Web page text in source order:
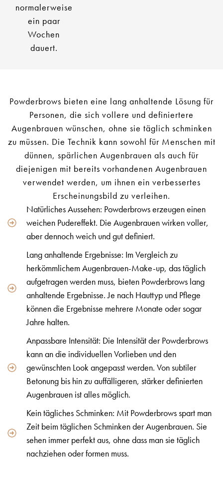
normalerweise
ein paar
Wochen
dauert.
Powderbrows bieten eine lang anhaltende Lösung für
Personen, die sich vollere und definiertere
Augenbrauen wünschen, ohne sie täglich schminken
zu müssen. Die Technik kann sowohl für Menschen mit
dünnen, spärlichen Augenbrauen als auch für
diejenigen mit bereits vorhandenen Augenbrauen
verwendet werden, um ihnen ein verbessertes
Erscheinungsbild zu verleihen.
Natürliches Aussehen: Powderbrows erzeugen einen
weichen Pudereffekt. Die Augenbrauen wirken voller,
aber dennoch weich und gut definiert.
Lang anhaltende Ergebnisse: Im Vergleich zu
herkömmlichem Augenbrauen-Make-up, das täglich
aufgetragen werden muss, bieten Powderbrows lang
anhaltende Ergebnisse. Je nach Hauttyp und Pflege
können die Ergebnisse mehrere Monate oder sogar
Jahre halten.
Anpassbare Intensität: Die Intensität der Powderbrows
kann an die individuellen Vorlieben und den
gewünschten Look angepasst werden. Von subtiler
Betonung bis hin zu auffälligeren, stärker definierten
Augenbrauen ist alles möglich.
Kein tägliches Schminken: Mit Powderbrows spart man
Zeit beim täglichen Schminken der Augenbrauen. Sie
sehen immer perfekt aus, ohne dass man sie täglich
nachziehen oder formen muss.